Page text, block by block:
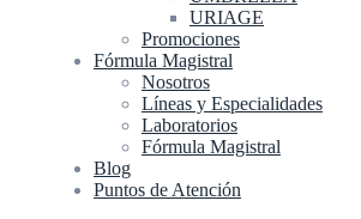
URIAGE
Promociones
Fórmula Magistral
Nosotros
Líneas y Especialidades
Laboratorios
Fórmula Magistral
Blog
Puntos de Atención